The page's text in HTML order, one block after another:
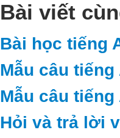
Bài viết
Bài học tiếng
Mẫu câu
Mẫu câu
Hỏi và trả lời